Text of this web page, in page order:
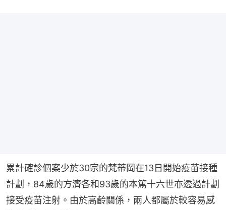
累計確診個案少於30宗的梵蒂岡在13日開始疫苗接種
計劃，84歲的方濟各和93歲的本篤十六世亦透過計劃
接受疫苗注射。由於高齡關係，兩人都屬於較容易感